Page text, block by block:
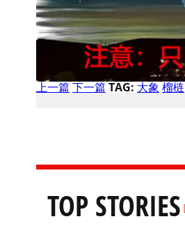
上一篇下一篇TAG:大象榴梿
TOP STORIES